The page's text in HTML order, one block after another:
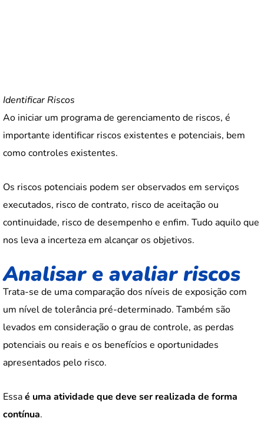
Identificar Riscos
Ao iniciar um programa de gerenciamento de riscos, é
importante identificar riscos existentes e potenciais, bem
como controles existentes.
Os riscos potenciais podem ser observados em serviços
executados, risco de contrato, risco de aceitação ou
continuidade, risco de desempenho e enfim. Tudo aquilo que
nos leva a incerteza em alcançar os objetivos.
Analisar e avaliar riscos
Trata-se de uma comparação dos níveis de exposição com
um nível de tolerância pré-determinado. Também são
levados em consideração o grau de controle, as perdas
potenciais ou reais e os benefícios e oportunidades
apresentados pelo risco.
Essaé uma atividade que deve ser realizada de forma
contínua.